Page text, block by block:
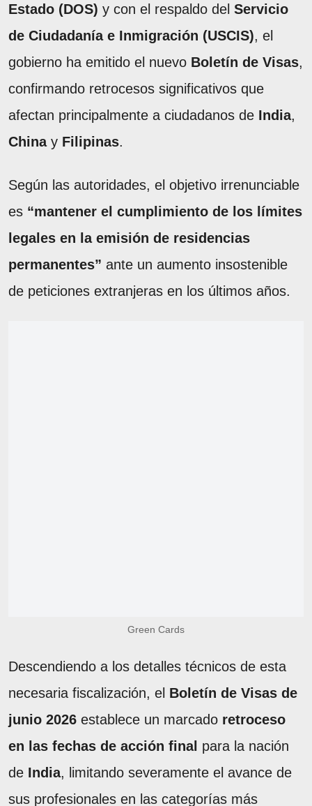
Estado (DOS) y con el respaldo del Servicio
de Ciudadanía e Inmigración (USCIS), el
gobierno ha emitido el nuevo Boletín de Visas,
confirmando retrocesos significativos que
afectan principalmente a ciudadanos de India,
Chinay Filipinas.
Según las autoridades, el objetivo irrenunciable
es “mantener el cumplimiento de los límites
legales en la emisión de residencias
permanentes” ante un aumento insostenible
de peticiones extranjeras en los últimos años.
Green Cards
Descendiendo a los detalles técnicos de esta
necesaria fiscalización, el Boletín de Visas de
junio 2026 establece un marcado retroceso
en las fechas de acción final para la nación
de India, limitando severamente el avance de
sus profesionales en las categorías más